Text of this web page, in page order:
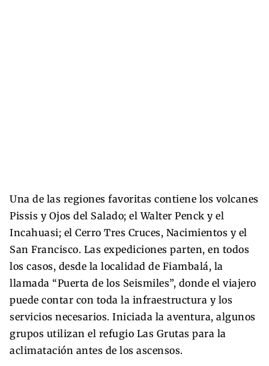
Una de las regiones favoritas contiene los volcanes
Pissis y Ojos del Salado; el Walter Penck y el
Incahuasi; el Cerro Tres Cruces, Nacimientos y el
San Francisco. Las expediciones parten, en todos
los casos, desde la localidad de Fiambalá, la
llamada “Puerta de los Seismiles”, donde el viajero
puede contar con toda la infraestructura y los
servicios necesarios. Iniciada la aventura, algunos
grupos utilizan el refugio Las Grutas para la
aclimatación antes de los ascensos.